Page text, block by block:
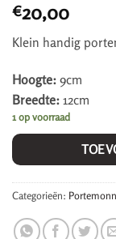
€20,00
Klein handig
Hoogte: 9cm
Breedte: 12cm
1 op voorraad
Categorieën: